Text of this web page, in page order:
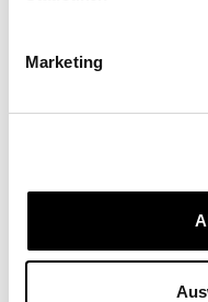
Marketing
Achtzehn Grad GmbH